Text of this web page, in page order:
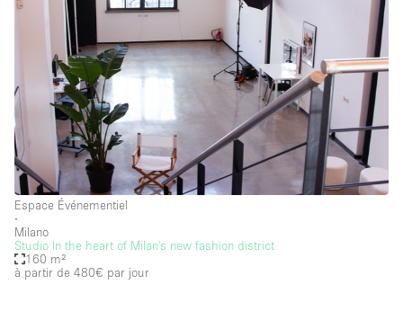
Espace Événementiel
∙
Milano
Studio In the heart of Milan's new fashion district
160 m²
à partir de 480€ par jour